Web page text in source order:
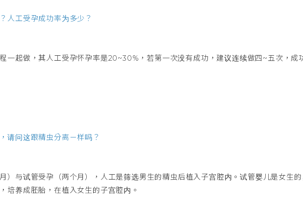
人工受孕成功率为多少？
一起做，其人工受孕怀孕率是20~30%，若第一次没有成功，建议连续做四~五次，成
请问这跟精虫分离ㄧ样吗？
）与试管受孕（两个月），人工是筛选男生的精虫后植入子宫腔内。试管婴儿是女生
培养成胚胎，在植入女生的子宫腔内。